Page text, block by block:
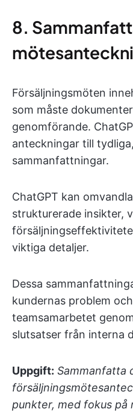
8.
Försäljningsmöten
som måste
genomförande.
anteckningar till
sammanfattningar.
ChatGPT kan
strukturerade insikter,
viktiga detaljer.
Dessa
kundernas problem
teamsamarbetet
slutsatser från interna
Uppgift: Sammanfatta
punkter, med fokus på